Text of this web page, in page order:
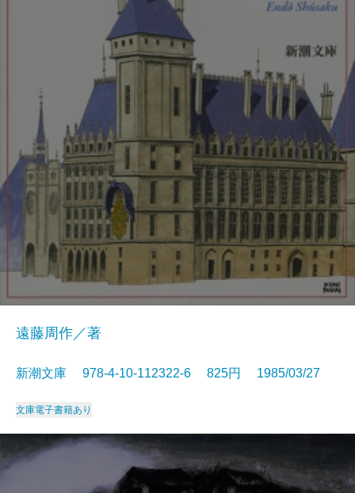
遠藤周作／著
新潮文庫 978-4-10-112322-6 825円 1985/03/27
文庫電子書籍あり